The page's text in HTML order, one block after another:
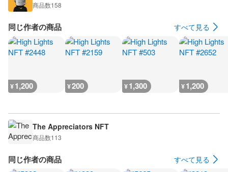
商品数158
同じ作者の商品 すべて見る
¥1,200 ¥200 ¥1,300 ¥1,200
The Appreciators NFT
商品数113
同じ作者の商品 すべて見る